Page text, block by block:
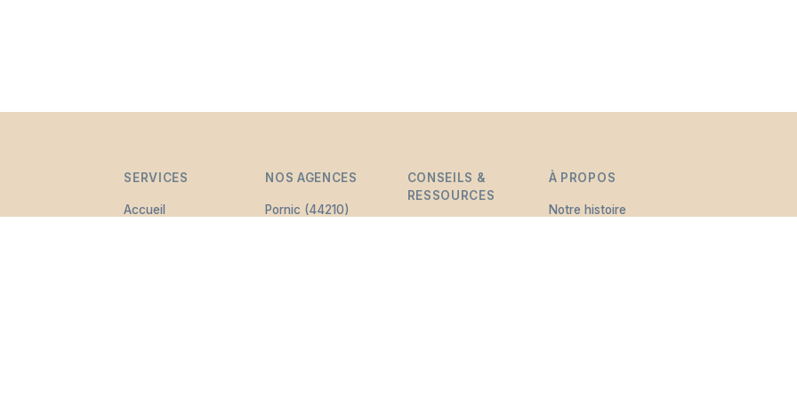
SERVICES
Accueil
NOS AGENCES
Pornic (44210)
CONSEILS &
RESSOURCES
À PROPOS
Notre histoire